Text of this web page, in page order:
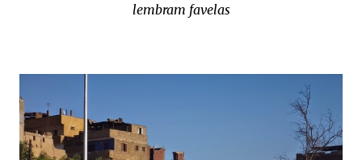
lembram favelas